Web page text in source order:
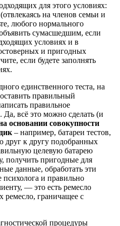
для этого условиях:
на членов семьи и
любого нормального
сумасшедшим, если
условиях и в
и пригодных
если будете заполнять
единственного теста, на
правильный
правильное
Да, всё это можно сделать (и
основании совокупности
– например, батареи тестов,
друг к другу подобранных
целевую батарею
получить пригодные для
данные, обработать эти
психолога и правильно
— это есть ремесло
ремесло, граничащее с
процедуры